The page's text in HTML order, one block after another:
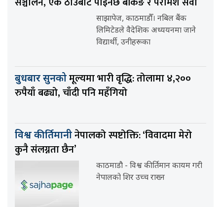
साझापेज, काठमाडौँ। नबिल बैंक
लिमिटेडले वैदेशिक अध्ययनमा जाने
विद्यार्थी, उनीहरूका
बुधबार सुनकोमूल्यमा भारी वृद्धि: तोलामा ४,२००
रुपैयाँ बढ्यो, चाँदी पनि महँगियो
विश्व कीर्तिमानीनेपालको स्पष्टोक्ति: ‘विवादमा मेरो
कुनै संलग्नता छैन’
काठमाडौ - विश्व कीर्तिमान कायम गरी
नेपालको शिर उच्च राख्न